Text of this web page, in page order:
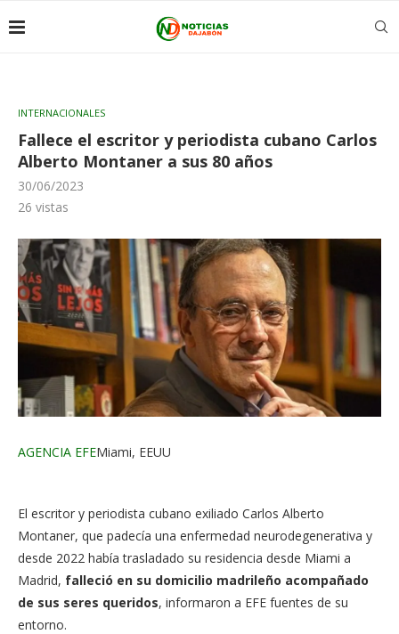
INTERNACIONALES
Fallece el escritor y periodista cubano Carlos
Alberto Montaner a sus 80 años
30/06/2023
26 vistas
AGENCIA EFEMiami, EEUU
El escritor y periodista cubano exiliado Carlos Alberto
Montaner, que padecía una enfermedad neurodegenerativa y
desde 2022 había trasladado su residencia desde Miami a
Madrid, falleció en su domicilio madrileño acompañado
de sus seres queridos, informaron a EFE fuentes de su
entorno.